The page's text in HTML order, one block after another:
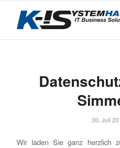
30. Juli
Wir laden Sie ganz herzlich